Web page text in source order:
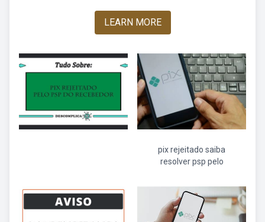
LEARN MORE
pix rejeitado saiba
resolver psp pelo